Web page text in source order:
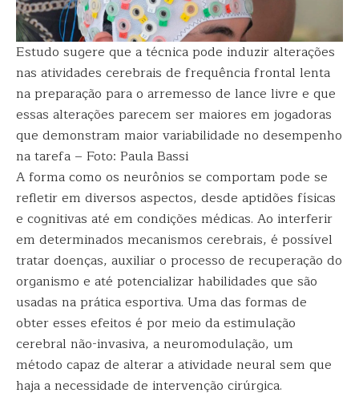
Estudo sugere que a técnica pode induzir alterações
nas atividades cerebrais de frequência frontal lenta
na preparação para o arremesso de lance livre e que
essas alterações parecem ser maiores em jogadoras
que demonstram maior variabilidade no desempenho
na tarefa – Foto: Paula Bassi
A forma como os neurônios se comportam pode se
refletir em diversos aspectos, desde aptidões físicas
e cognitivas até em condições médicas. Ao interferir
em determinados mecanismos cerebrais, é possível
tratar doenças, auxiliar o processo de recuperação do
organismo e até potencializar habilidades que são
usadas na prática esportiva. Uma das formas de
obter esses efeitos é por meio da estimulação
cerebral não-invasiva, a neuromodulação, um
método capaz de alterar a atividade neural sem que
haja a necessidade de intervenção cirúrgica.